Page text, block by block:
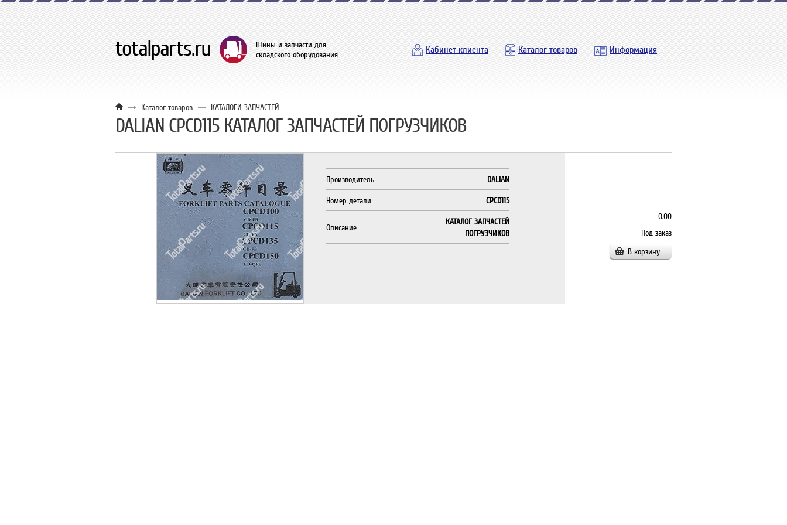
Шины и запчасти для
складского оборудования
Кабинет клиента Каталог товаров Информация
Каталог товаров КАТАЛОГИ ЗАПЧАСТЕЙ
DALIAN CPCD115 КАТАЛОГ ЗАПЧАСТЕЙ ПОГРУЗЧИКОВ
Производитель DALIAN
Номер детали CPCD115
Описание
КАТАЛОГ ЗАПЧАСТЕЙ
ПОГРУЗЧИКОВ
0.00
Под заказ
В корзину